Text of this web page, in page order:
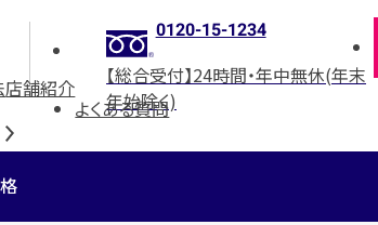
0120-15-1234
【総合受付】24時間・年中無休(年末
年始除く)
店舗紹介
よくある質問